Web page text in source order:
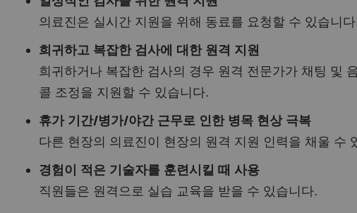
의료진은 실시간 지원을 위해 동료를 요청할 수 있습니
희귀하고 복잡한 검사에 대한 원격 지원
희귀하거나 복잡한 검사의 경우 원격 전문가가 채팅 및
콜 조정을 지원할 수 있습니다.
휴가 기간/병가/야간 근무로 인한 병목 현상 극복
다른 현장의 의료진이 현장의 원격 지원 인력을 채울 수
경험이 적은 기술자를 훈련시킬 때 사용
직원들은 원격으로 실습 교육을 받을 수 있습니다.